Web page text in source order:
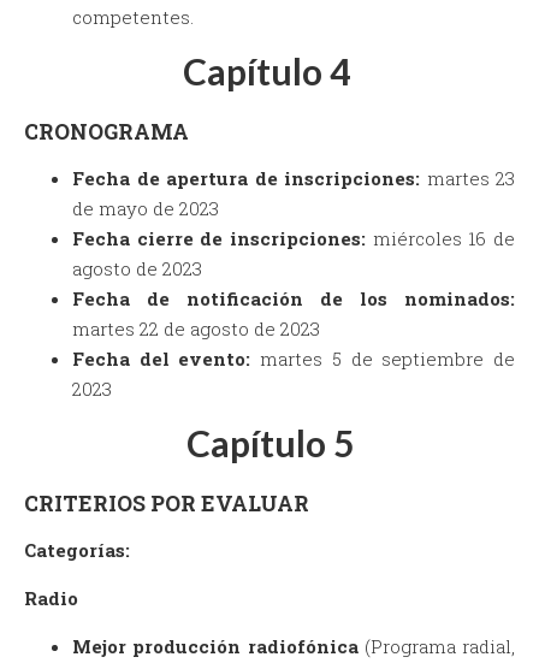
competentes.
Capítulo 4
CRONOGRAMA
Fecha de apertura de inscripciones: martes 23
de mayo de 2023
Fecha cierre de inscripciones: miércoles 16 de
agosto de 2023
Fecha de notificación de los nominados:
martes 22 de agosto de 2023
Fecha del evento: martes 5 de septiembre de
2023
Capítulo 5
CRITERIOS POR EVALUAR
Categorías:
Radio
Mejor producción radiofónica(Programa radial,